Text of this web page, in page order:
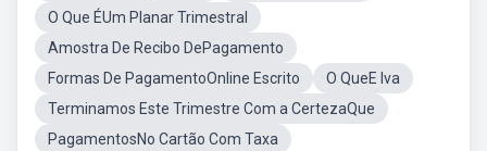
O Que ÉUm Planar Trimestral
Amostra De Recibo DePagamento
Formas De PagamentoOnline Escrito
O QueE Iva
Terminamos Este Trimestre Com a CertezaQue
PagamentosNo Cartão Com Taxa